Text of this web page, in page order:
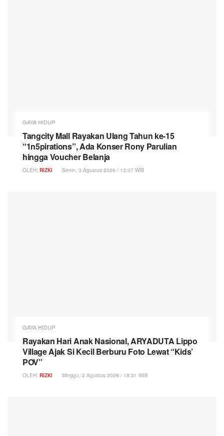
GAYA HIDUP
Tangcity Mall Rayakan Ulang Tahun ke-15
“1n5pirations”, Ada Konser Rony Parulian
hingga Voucher Belanja
OLEH: RIZKI Senin, 3 Agustus 2026 / 13:07 WIB
GAYA HIDUP
Rayakan Hari Anak Nasional, ARYADUTA Lippo
Village Ajak Si Kecil Berburu Foto Lewat “Kids’
POV”
OLEH: RIZKI Minggu, 2 Agustus 2026 / 18:31 WIB